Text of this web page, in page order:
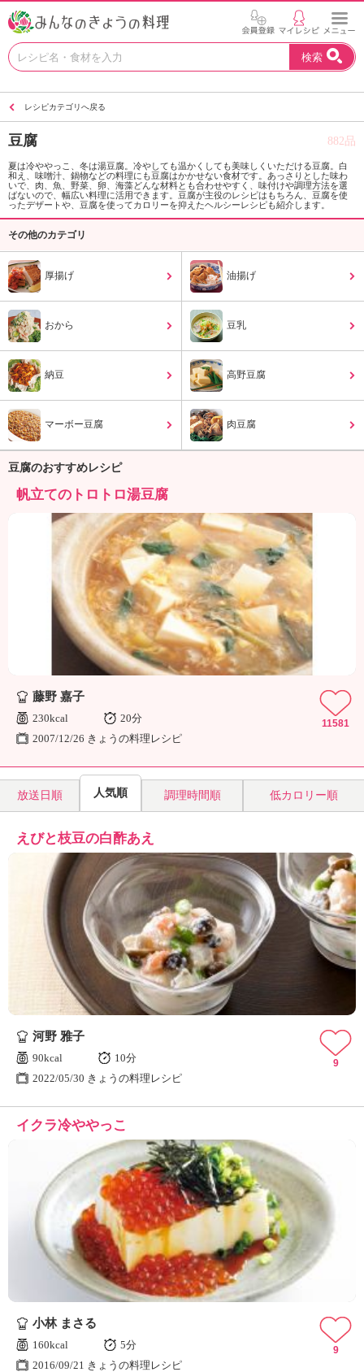
お
い
を
見
つ
け
N
H
デ
ー
ナ
ん
な
の
き
ょ
う
の
料
」
検索
レシピカテゴリへ戻る
豆腐 882品
夏は冷ややっこ、冬は湯豆腐。冷やしても温かくしても美味しくいただける豆腐。白
和え、味噌汁、鍋物などの料理にも豆腐はかかせない食材です。あっさりとした味わ
いで、肉、魚、野菜、卵、海藻どんな材料とも合わせやすく、味付けや調理方法を選
ばないので、幅広い料理に活用できます。豆腐が主役のレシピはもちろん、豆腐を使
ったデザートや、豆腐を使ってカロリーを抑えたヘルシーレシピも紹介します。
その他のカテゴリ
厚揚げ 油揚げ
おから 豆乳
納豆 高野豆腐
マーボー豆腐 肉豆腐
豆腐のおすすめレシピ
帆立てのトロトロ湯豆腐
藤野 嘉子
230kcal
20分
2007/12/26 きょうの料理レシピ
11581
放送日順 人気順 調理時間順 低カロリー順
えびと枝豆の白酢あえ
河野 雅子
90kcal
10分
2022/05/30 きょうの料理レシピ
9
イクラ冷ややっこ
小林 まさる
160kcal
5分
2016/09/21 きょうの料理レシピ
9